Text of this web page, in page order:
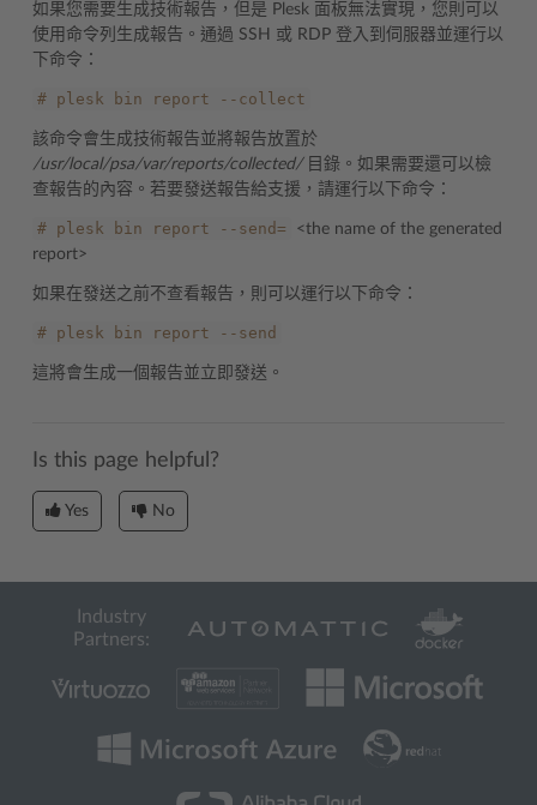
如果您需要生成技術報告，但是 Plesk 面板無法實現，您則可以
使用命令列生成報告。通過 SSH 或 RDP 登入到伺服器並運行以
下命令：
# plesk bin report --collect
該命令會生成技術報告並將報告放置於
/usr/local/psa/var/reports/collected/目錄。如果需要還可以檢
查報告的內容。若要發送報告給支援，請運行以下命令：
# plesk bin report --send=
<the name of the generated
report>
如果在發送之前不查看報告，則可以運行以下命令：
# plesk bin report --send
這將會生成一個報告並立即發送。
Is this page helpful?
Yes No
Industry
Partners: